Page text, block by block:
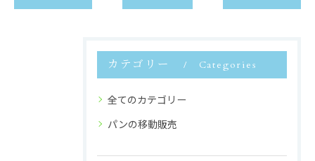
カテゴリー Categories
全てのカテゴリー
パンの移動販売